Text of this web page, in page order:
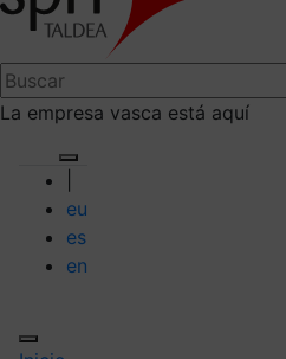
La empresa vasca está aquí
eu
es
en